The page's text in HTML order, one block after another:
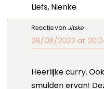
Liefs, Nienke
Reactie van Jitske
28/08/2022 at
Heerlijke curry.
smulden ervan!